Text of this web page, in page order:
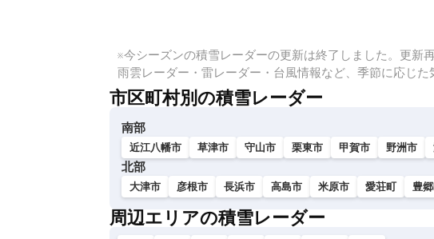
※今シーズンの積雪レーダーの更新は終了しました。更新
雨雲レーダー・雷レーダー・台風情報など、季節に応じた
市区町村別の積雪レーダー
南部
近江八幡市 草津市 守山市 栗東市 甲賀市 野洲市
北部
大津市 彦根市 長浜市 高島市 米原市 愛荘町 豊
周辺エリアの積雪レーダー